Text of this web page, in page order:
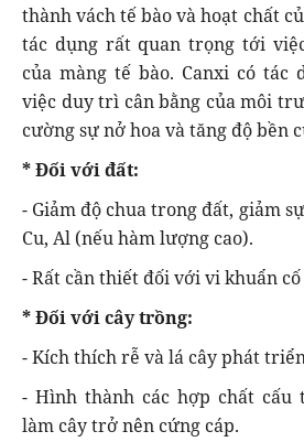
thành vách tế bào và hoạt chất
tác dụng rất quan trọng tới
của màng tế bào. Canxi có tác
việc duy trì cân bằng của môi
cường sự nở hoa và tăng độ bền
* Đối với đất:
- Giảm độ chua trong đất, giảm
Cu, Al (nếu hàm lượng cao).
- Rất cần thiết đối với vi khuẩn
* Đối với cây trồng:
- Kích thích rễ và lá cây phát
- Hình thành các hợp chất cấu
làm cây trở nên cứng cáp.